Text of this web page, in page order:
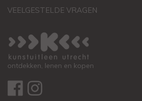
VEELGESTELDE VRAGEN
ontdekken, lenen en kopen